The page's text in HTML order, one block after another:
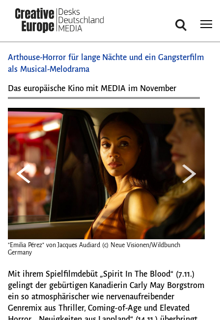
zum
Inhalt
Suche
Arthouse-Horror für lange Nächte und ein Gangsterfilm
als Musical-Melodrama
Das europäische Kino mit MEDIA im November
"Emilia Pérez" von Jacques Audiard (c) Neue Visionen/Wildbunch
Germany
Mit ihrem Spielfilmdebüt „Spirit In The Blood“ (7.11.)
gelingt der gebürtigen Kanadierin Carly May Borgstrom
ein so atmosphärischer wie nervenaufreibender
Genremix aus Thriller, Coming-of-Age und Elevated